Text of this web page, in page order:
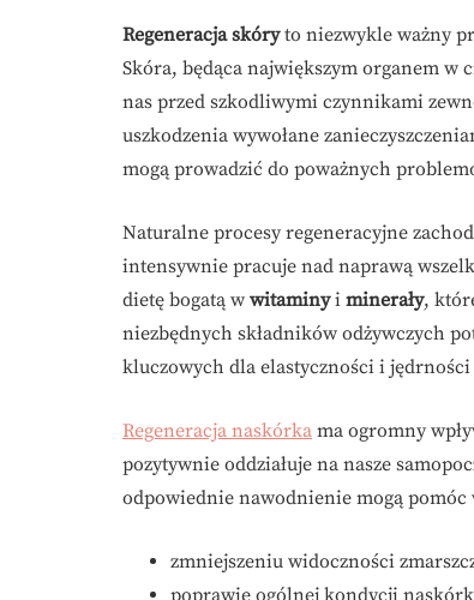
Regeneracja skóryto niezwykle ważny
Skóra, będąca największym organem
nas przed szkodliwymi czynnikami
uszkodzenia wywołane
mogą prowadzić do poważnych
Naturalne procesy regeneracyjne
intensywnie pracuje nad naprawą
dietę bogatą w witaminyi minerały,
niezbędnych składników odżywczych
kluczowych dla elastyczności i
Regeneracja naskórka ma ogromny
pozytywnie oddziałuje na nasze
odpowiednie nawodnienie mogą pomóc
zmniejszeniu widoczności
poprawie ogólnej kondycji